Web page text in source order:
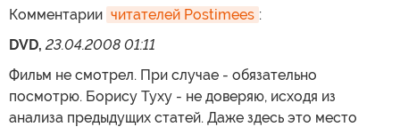
Комментарии читателей Postimees :
DVD, 23.04.2008 01:11
Фильм не смотрел. При случае - обязательно
посмотрю. Борису Туху - не доверяю, исходя из
анализа предыдущих статей. Даже здесь это место